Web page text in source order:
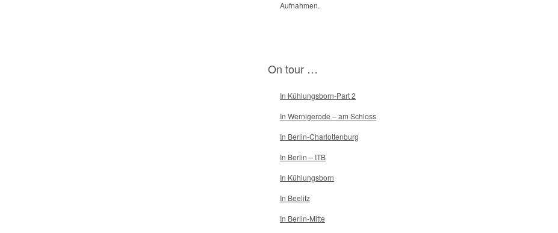
Aufnahmen.
On tour …
In Kühlungsborn-Part 2
In Wernigerode – am Schloss
In Berlin-Charlottenburg
In Berlin – ITB
In Kühlungsborn
In Beelitz
In Berlin-Mitte